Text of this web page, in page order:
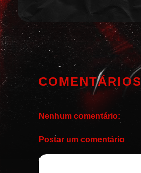
COMENTÁRIOS
Nenhum comentário:
Postar um comentário